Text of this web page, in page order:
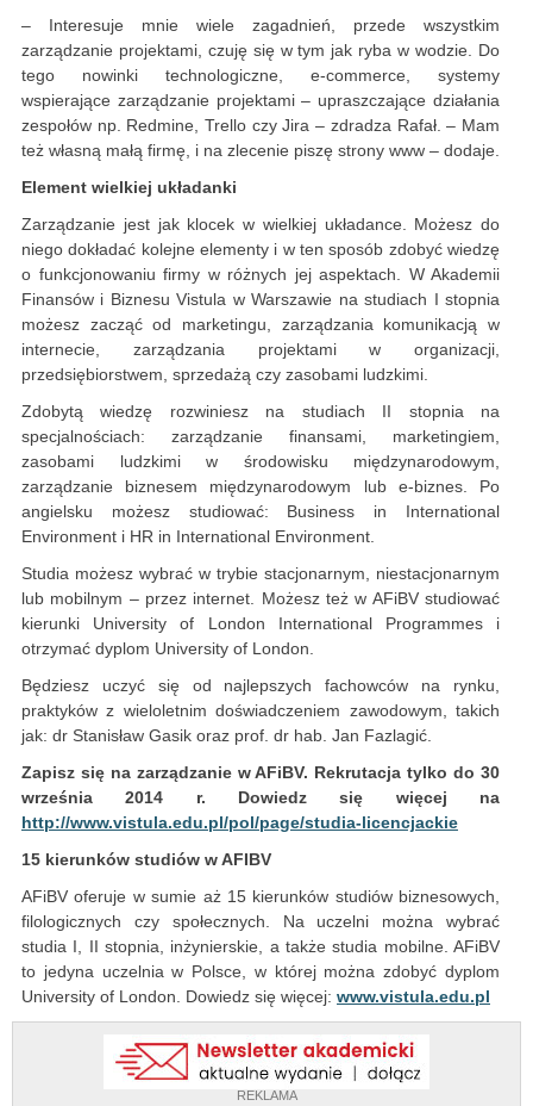
REKLAMA
– Interesuje mnie wiele zagadnień, przede wszystkim
zarządzanie projektami, czuję się w tym jak ryba w wodzie. Do
tego nowinki technologiczne, e-commerce, systemy
wspierające zarządzanie projektami – upraszczające działania
zespołów np. Redmine, Trello czy Jira – zdradza Rafał. – Mam
też własną małą firmę, i na zlecenie piszę strony www – dodaje.
Element wielkiej układanki
Zarządzanie jest jak klocek w wielkiej układance. Możesz do
niego dokładać kolejne elementy i w ten sposób zdobyć wiedzę
o funkcjonowaniu firmy w różnych jej aspektach. W Akademii
Finansów i Biznesu Vistula w Warszawie na studiach I stopnia
możesz zacząć od marketingu, zarządzania komunikacją w
internecie, zarządzania projektami w organizacji,
przedsiębiorstwem, sprzedażą czy zasobami ludzkimi.
Zdobytą wiedzę rozwiniesz na studiach II stopnia na
specjalnościach: zarządzanie finansami, marketingiem,
zasobami ludzkimi w środowisku międzynarodowym,
zarządzanie biznesem międzynarodowym lub e-biznes. Po
angielsku możesz studiować: Business in International
Environment i HR in International Environment.
Studia możesz wybrać w trybie stacjonarnym, niestacjonarnym
lub mobilnym – przez internet. Możesz też w AFiBV studiować
kierunki University of London International Programmes i
otrzymać dyplom University of London.
Będziesz uczyć się od najlepszych fachowców na rynku,
praktyków z wieloletnim doświadczeniem zawodowym, takich
jak: dr Stanisław Gasik oraz prof. dr hab. Jan Fazlagić.
Zapisz się na zarządzanie w AFiBV. Rekrutacja tylko do 30
września 2014 r. Dowiedz się więcej na
http://www.vistula.edu.pl/pol/page/studia-licencjackie
15 kierunków studiów w AFIBV
AFiBV oferuje w sumie aż 15 kierunków studiów biznesowych,
filologicznych czy społecznych. Na uczelni można wybrać
studia I, II stopnia, inżynierskie, a także studia mobilne. AFiBV
to jedyna uczelnia w Polsce, w której można zdobyć dyplom
University of London. Dowiedz się więcej: www.vistula.edu.pl